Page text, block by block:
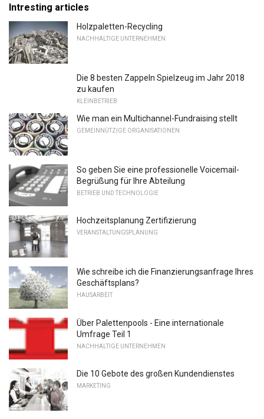
Intresting articles
Holzpaletten-Recycling
NACHHALTIGE UNTERNEHMEN
Die 8 besten Zappeln Spielzeug im Jahr 2018
zu kaufen
KLEINBETRIEB
Wie man ein Multichannel-Fundraising stellt
GEMEINNÜTZIGE ORGANISATIONEN
So geben Sie eine professionelle Voicemail-
Begrüßung für Ihre Abteilung
BETRIEB UND TECHNOLOGIE
Hochzeitsplanung Zertifizierung
VERANSTALTUNGSPLANUNG
Wie schreibe ich die Finanzierungsanfrage Ihres
Geschäftsplans?
HAUSARBEIT
Über Palettenpools - Eine internationale
Umfrage Teil 1
NACHHALTIGE UNTERNEHMEN
Die 10 Gebote des großen Kundendienstes
MARKETING